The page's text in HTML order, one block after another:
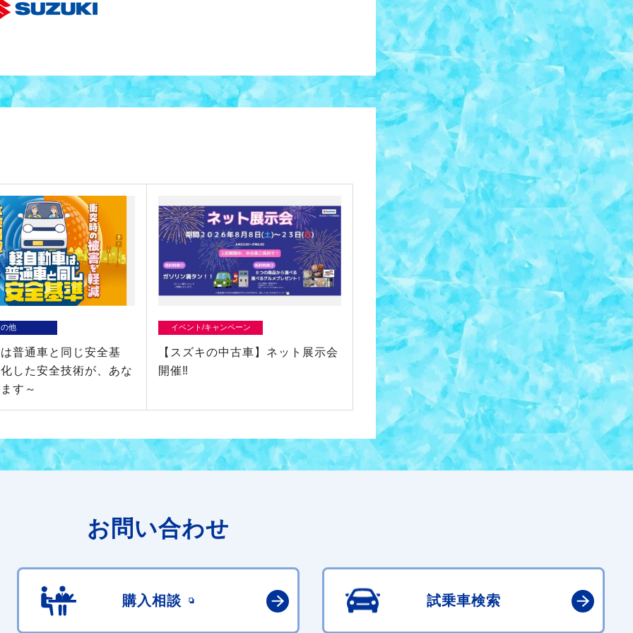
他
普通車と同じ安全基
した安全技術が、あな
す～
イベント/キャンペーン
【スズキの中古車】ネット展示会
開催‼
お問い合わせ
購入相談 試乗車検索